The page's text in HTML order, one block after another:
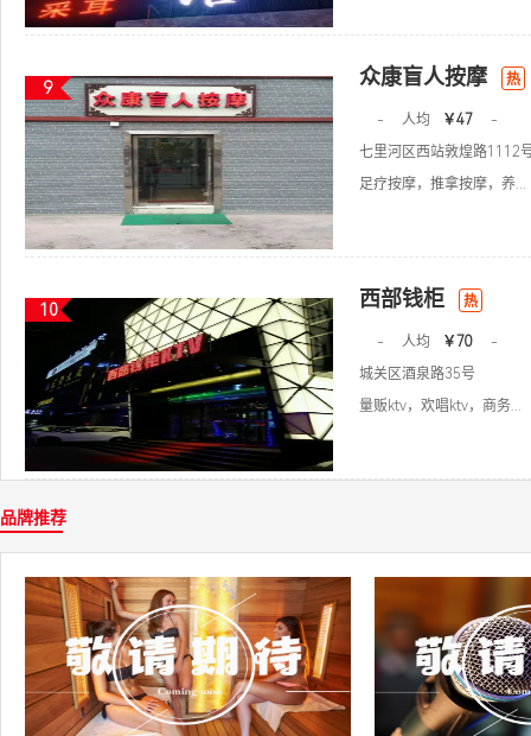
9 众康盲人按摩 热
- 人均 ￥47
-
七里河区西站敦煌路1112
足疗按摩，推拿按摩，养...
10 西部钱柜 热
- 人均 ￥70
-
城关区酒泉路35号
量贩ktv，欢唱ktv，商务...
品牌推荐